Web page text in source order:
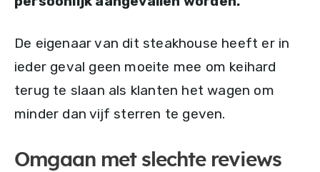
De eigenaar van dit steakhouse heeft er in
ieder geval geen moeite mee om keihard
terug te slaan als klanten het wagen om
minder dan vijf sterren te geven.
Omgaan met slechte reviews